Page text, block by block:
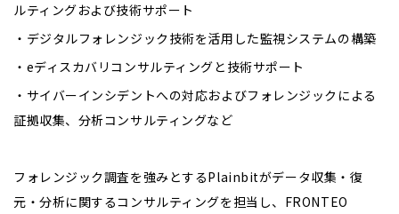
ルティングおよび技術サポート
・デジタルフォレンジック技術を活用した監視システムの構築
・eディスカバリコンサルティングと技術サポート
・サイバーインシデントへの対応およびフォレンジックによる
証拠収集、分析コンサルティングなど
フォレンジック調査を強みとするPlainbitがデータ収集・復
元・分析に関するコンサルティングを担当し、FRONTEO